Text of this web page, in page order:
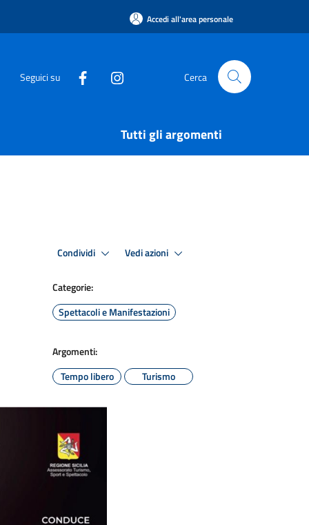
Accedi all'area personale
Seguici su Cerca
Tutti gli argomenti
Condividi Vedi azioni
Categorie:
Spettacoli e Manifestazioni
Argomenti:
Tempo libero
Turismo